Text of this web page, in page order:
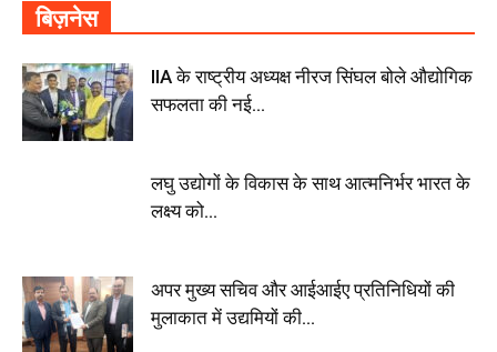
बिज़नेस
IIA के राष्ट्रीय अध्यक्ष नीरज सिंघल बोले औद्योगिक
सफलता की नई...
लघु उद्योगों के विकास के साथ आत्मनिर्भर भारत के
लक्ष्य को...
अपर मुख्य सचिव और आईआईए प्रतिनिधियों की
मुलाकात में उद्यमियों की...